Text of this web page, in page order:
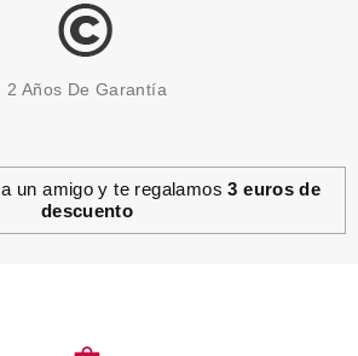
2 Años De Garantía
a un amigo y te regalamos3 euros de
descuento